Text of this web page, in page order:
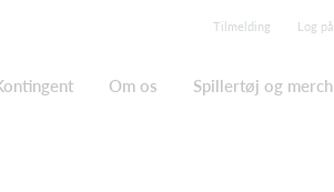
Tilmelding Log på
Om os Spillertøj og merch